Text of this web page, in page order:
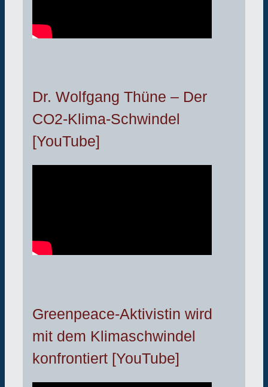
Dr. Wolfgang Thüne – Der
CO2-Klima-Schwindel
[YouTube]
Greenpeace-Aktivistin wird
mit dem Klimaschwindel
konfrontiert [YouTube]